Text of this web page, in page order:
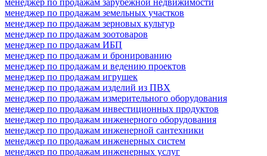
менеджер по продажам земельных участков
менеджер по продажам зерновых культур
менеджер по продажам зоотоваров
менеджер по продажам ИБП
менеджер по продажам и бронированию
менеджер по продажам и ведению проектов
менеджер по продажам игрушек
менеджер по продажам изделий из ПВХ
менеджер по продажам измерительного оборудования
менеджер по продажам инвестиционных продуктов
менеджер по продажам инженерного оборудования
менеджер по продажам инженерной сантехники
менеджер по продажам инженерных систем
менеджер по продажам инженерных услуг